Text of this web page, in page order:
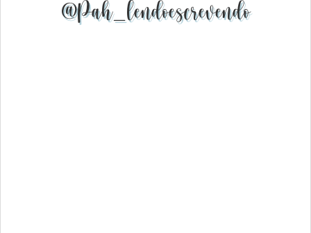
@pah_lendoescrevendo